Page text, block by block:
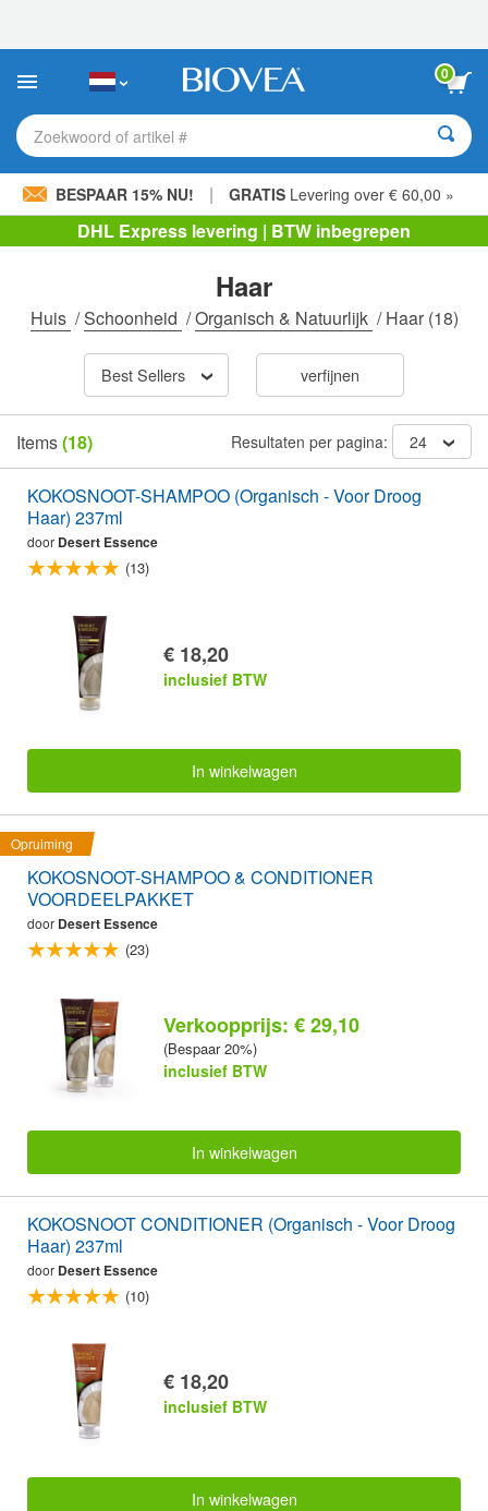
Deze
bevat
toegankelijkheidssysteem.
0
Zoekwoord of artikel #
BESPAAR 15% NU! | GRATIS Levering over € 60,00 »
DHL Express levering | BTW inbegrepen
Haar
Huis /Schoonheid /Organisch & Natuurlijk /Haar(18)
Best Sellers verfijnen
Items(18) Resultaten per pagina: 24
KOKOSNOOT-SHAMPOO (Organisch - Voor Droog
Haar) 237ml
door Desert Essence
(13)
€ 18,20
inclusief BTW
In winkelwagen
Opruiming
KOKOSNOOT-SHAMPOO & CONDITIONER
VOORDEELPAKKET
door Desert Essence
(23)
Verkoopprijs: € 29,10
(Bespaar 20%)
inclusief BTW
In winkelwagen
KOKOSNOOT CONDITIONER (Organisch - Voor Droog
Haar) 237ml
door Desert Essence
(10)
€ 18,20
inclusief BTW
In winkelwagen